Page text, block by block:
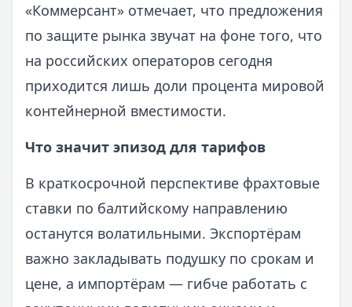
«Коммерсант» отмечает, что предложения
по защите рынка звучат на фоне того, что
на российских операторов сегодня
приходится лишь доли процента мировой
контейнерной вместимости.
Что значит эпизод для тарифов
В краткосрочной перспективе фрахтовые
ставки по балтийскому направлению
останутся волатильными. Экспортёрам
важно закладывать подушку по срокам и
цене, а импортёрам — гибче работать с